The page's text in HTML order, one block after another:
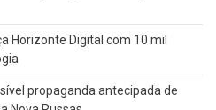
Horizonte Digital com 10 mil
propaganda antecipada de